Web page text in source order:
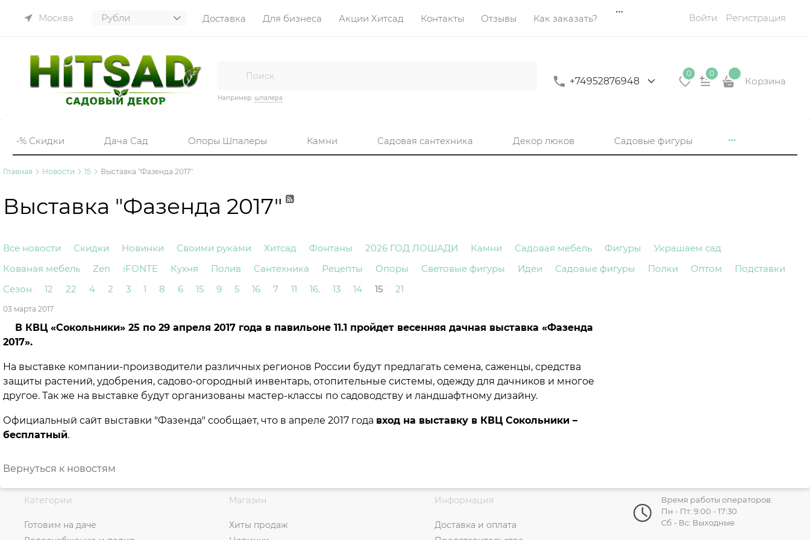
Москва Доставка Для бизнеса Акции Хитсад Контакты Отзывы Как заказать? Войти Регистрация
Например: шпалера
+74952876948
0 0
Корзина
-% Скидки Дача Сад Опоры Шпалеры Камни Садовая сантехника Декор люков Садовые фигуры
Главная Новости 15 Выставка "Фазенда 2017"
Выставка "Фазенда 2017"
Все новости Скидки Новинки Своими руками Хитсад Фонтаны 2026 ГОД ЛОШАДИ Камни Садовая мебель Фигуры
Украшаем сад
Кованая мебель
Zen iFONTE Кухня Полив Сантехника Рецепты Опоры Световые фигуры Идеи Садовые фигуры Полки Оптом
Подставки
Сезон
12 22 4 2 3 1 8 6 15 9 5 16 7 11 16. 13 14 15 21
03 марта 2017
В КВЦ «Сокольники» 25 по 29 апреля 2017 года в павильоне 11.1 пройдет весенняя дачная выставка «Фазенда
2017».
На выставке компании-производители различных регионов России будут предлагать семена, саженцы, средства
защиты растений, удобрения, садово-огородный инвентарь, отопительные системы, одежду для дачников и многое
другое. Так же на выставке будут организованы мастер-классы по садоводству и ландшафтному дизайну.
Официальный сайт выставки "Фазенда" сообщает, что в апреле 2017 года вход на выставку в КВЦ Сокольники –
бесплатный.
Вернуться к новостям
Категории
Готовим на даче
Магазин
Хиты продаж
Информация
Доставка и оплата
Время работы операторов:
Пн - Пт: 9:00 - 17:30
Сб - Вс: Выходные